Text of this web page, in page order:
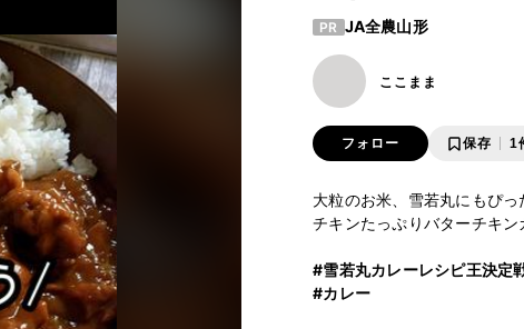
PR JA全農山形
ここまま
フォロー 保存 1
大粒のお米、雪若丸にもぴっ
チキンたっぷりバターチキン
#雪若丸カレーレシピ王決定
#カレー